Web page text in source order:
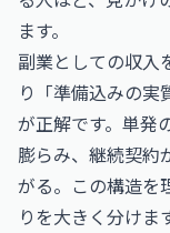
ます。
副業としての収入
り「準備込みの
が正解です。単発
膨らみ、継続契約
がる。この構造を
りを大きく分けま